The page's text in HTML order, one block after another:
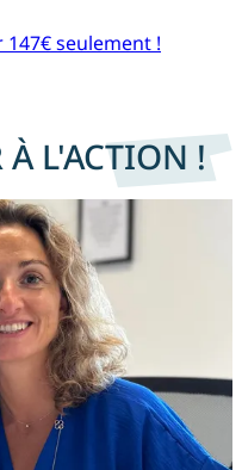
seulement !
À L'ACTION !